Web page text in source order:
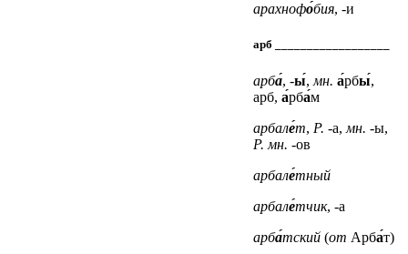
арахнофо́бия, -и
арб __________________
арба́, -ы́, мн. а́рбы́,
арб, а́рба́м
арбале́т, Р. -а, мн. -ы,
Р. мн. -ов
арбале́тный
арбале́тчик, -а
арба́тский (от Арба́т)